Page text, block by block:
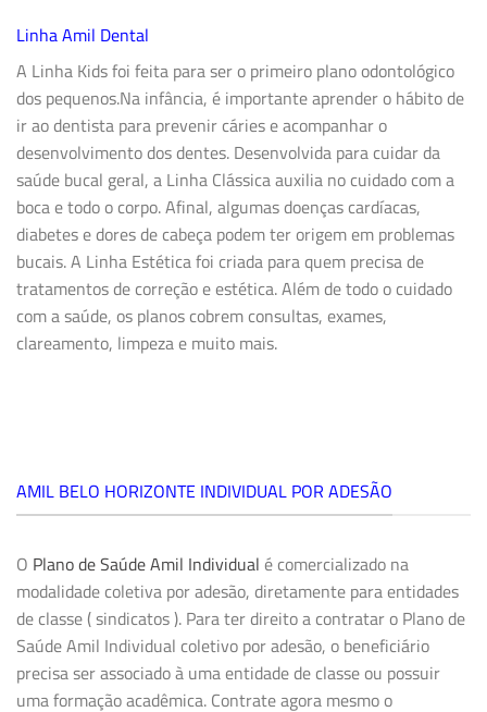
Linha Amil Dental
A Linha Kidsfoi feita para ser o primeiro plano odontológico
dos pequenos.Na infância, é importante aprender o hábito de
ir ao dentista para prevenir cáries e acompanhar o
desenvolvimento dos dentes. Desenvolvida para cuidar da
saúde bucal geral, a Linha Clássicaauxilia no cuidado com a
boca e todo o corpo. Afinal, algumas doenças cardíacas,
diabetes e dores de cabeça podem ter origem em problemas
bucais. A Linha Estéticafoi criada para quem precisa de
tratamentos de correção e estética. Além de todo o cuidado
com a saúde, os planos cobrem consultas, exames,
clareamento, limpeza e muito mais.
AMIL BELO HORIZONTE INDIVIDUAL POR ADESÃO
O Plano de Saúde Amil Individual é comercializado na
modalidade coletiva por adesão, diretamente para entidades
de classe ( sindicatos ). Para ter direito a contratar o Plano de
Saúde Amil Individual coletivo por adesão, o beneficiário
precisa ser associado à uma entidade de classe ou possuir
uma formação acadêmica. Contrate agora mesmo o